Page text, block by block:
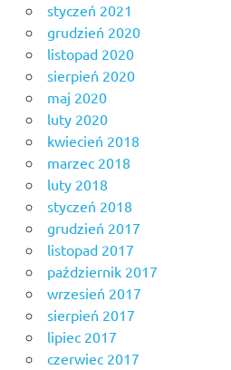
styczeń 2021
grudzień 2020
listopad 2020
sierpień 2020
maj 2020
luty 2020
kwiecień 2018
marzec 2018
luty 2018
styczeń 2018
grudzień 2017
listopad 2017
październik 2017
wrzesień 2017
sierpień 2017
lipiec 2017
czerwiec 2017